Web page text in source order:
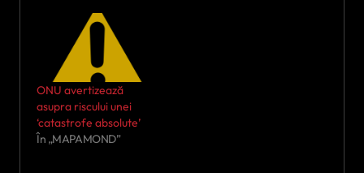
ONU avertizează
asupra riscului unei
‘catastrofe absolute’
În „MAPAMOND”